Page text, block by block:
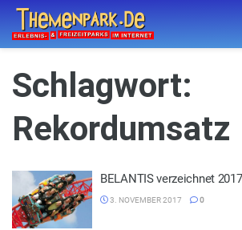
Schlagwort:
Rekordumsatz
BELANTIS verzeichnet
3. NOVEMBER 2017 0